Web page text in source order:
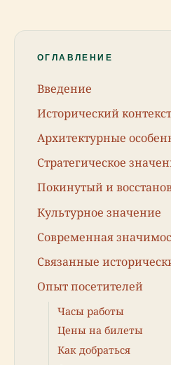
ОГЛАВЛЕНИЕ
Введение
Исторический контекст
Архитектурные
Стратегическое
Покинутый и
Культурное значение
Современная
Связанные
Опыт посетителей
Часы работы
Цены на билеты
Как добраться